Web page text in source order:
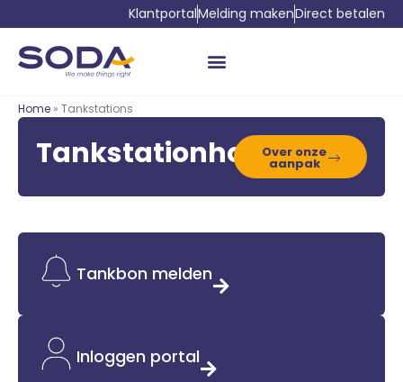
KlantportalMelding makenDirect betalen
Home » Tankstations
Tankstationhouder
Over onze
aanpak
Tankbon melden
Inloggen portal